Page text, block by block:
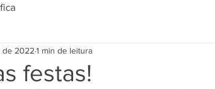
festas!
de 2022 1 min de leitura